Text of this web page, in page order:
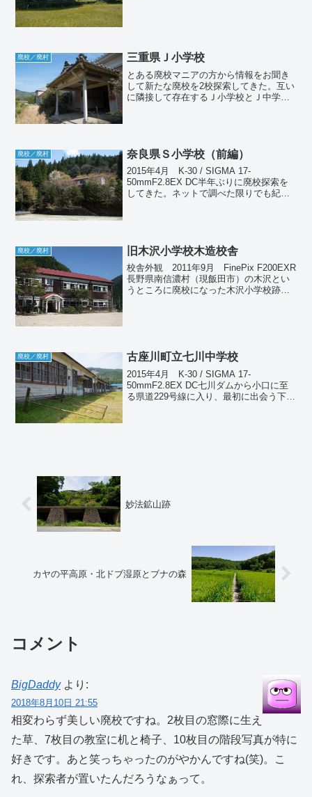
廃校／廃村 三重県Ｊ小学校
とある廃校マニアの方から情報をお聞き
して新たな廃校を2校探索してきた。互い
に隣接して存在するＪ小学校とＪ中学
廃校／廃村 奈良県Ｓ小学校（前編）
2015年4月 K-30 / SIGMA 17-
50mmF2.8EX DC半年ぶりに廃校探索を
してきた。ネットで調べた限りでも紀伊
廃校／廃村 旧木沢小学校木造校舎
校舎外観 2011年9月 FinePix F200EXR
長野県南信濃村（現飯田市）の木沢とい
うところに廃校になった木沢小学校跡が
廃校／廃村 古座川町立七川中学校
2015年4月 K-30 / SIGMA 17-
50mmF2.8EX DC七川ダムから小口に至
る県道229号線に入り、最初に出会う下露
妙法鉱山跡
カヤの平高原・北ドブ湿原とブナの森
コメント
BigDaddy より:
2018年8月10日 21:55
相変わらず美しい廃校ですね。2枚目の窓際に生え
た草、7枚目の教室に机と椅子、10枚目の階段写真が特に
好きです。あと笑っちゃったのがやかんですね(笑)。こ
れ、探索者が置いたんだろうなぁって。